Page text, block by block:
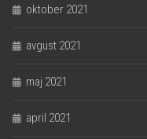
oktober 2021
avgust 2021
maj 2021
april 2021